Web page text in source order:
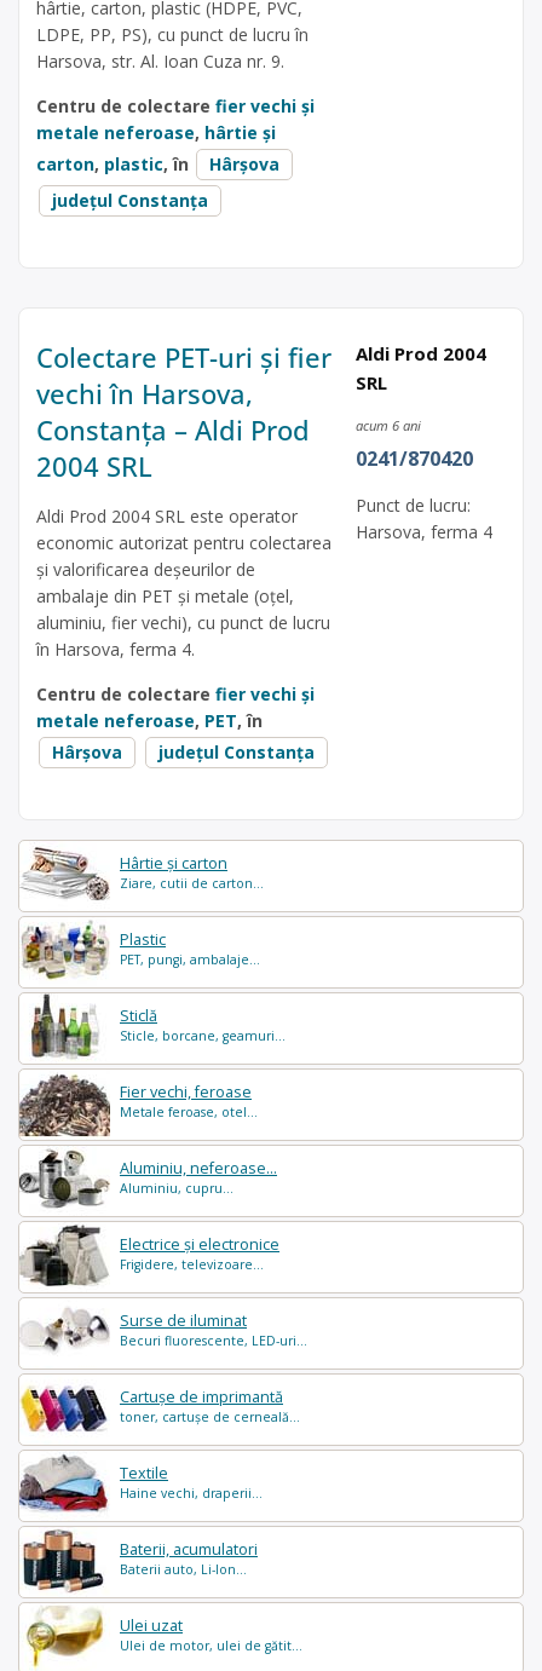
Hârtie și carton
Ziare, cutii de carton...
Plastic
PET, pungi, ambalaje...
Sticlă
Sticle, borcane, geamuri...
Fier vechi, feroase
Metale feroase, otel...
Aluminiu, neferoase...
Aluminiu, cupru...
Electrice și electronice
Frigidere, televizoare...
Surse de iluminat
Becuri fluorescente, LED-uri...
Cartușe de imprimantă
toner, cartușe de cerneală...
Textile
Haine vechi, draperii...
Baterii, acumulatori
Baterii auto, Li-Ion...
Ulei uzat
Ulei de motor, ulei de gătit...
hârtie, carton, plastic (HDPE, PVC,
LDPE, PP, PS), cu punct de lucru în
Harsova, str. Al. Ioan Cuza nr. 9.
Centru de colectare fier vechi și
metale neferoase, hârtie și
carton, plastic, în
Hârșova
județul Constanța
Colectare PET-uri și fier
vechi în Harsova,
Constanța – Aldi Prod
2004 SRL
Aldi Prod 2004 SRL este operator
economic autorizat pentru colectarea
și valorificarea deșeurilor de
ambalaje din PET și metale (oțel,
aluminiu, fier vechi), cu punct de lucru
în Harsova, ferma 4.
Centru de colectare fier vechi și
metale neferoase, PET, în
Hârșova
județul Constanța
Aldi Prod 2004
SRL
acum 6 ani
0241/870420
Punct de lucru:
Harsova, ferma 4